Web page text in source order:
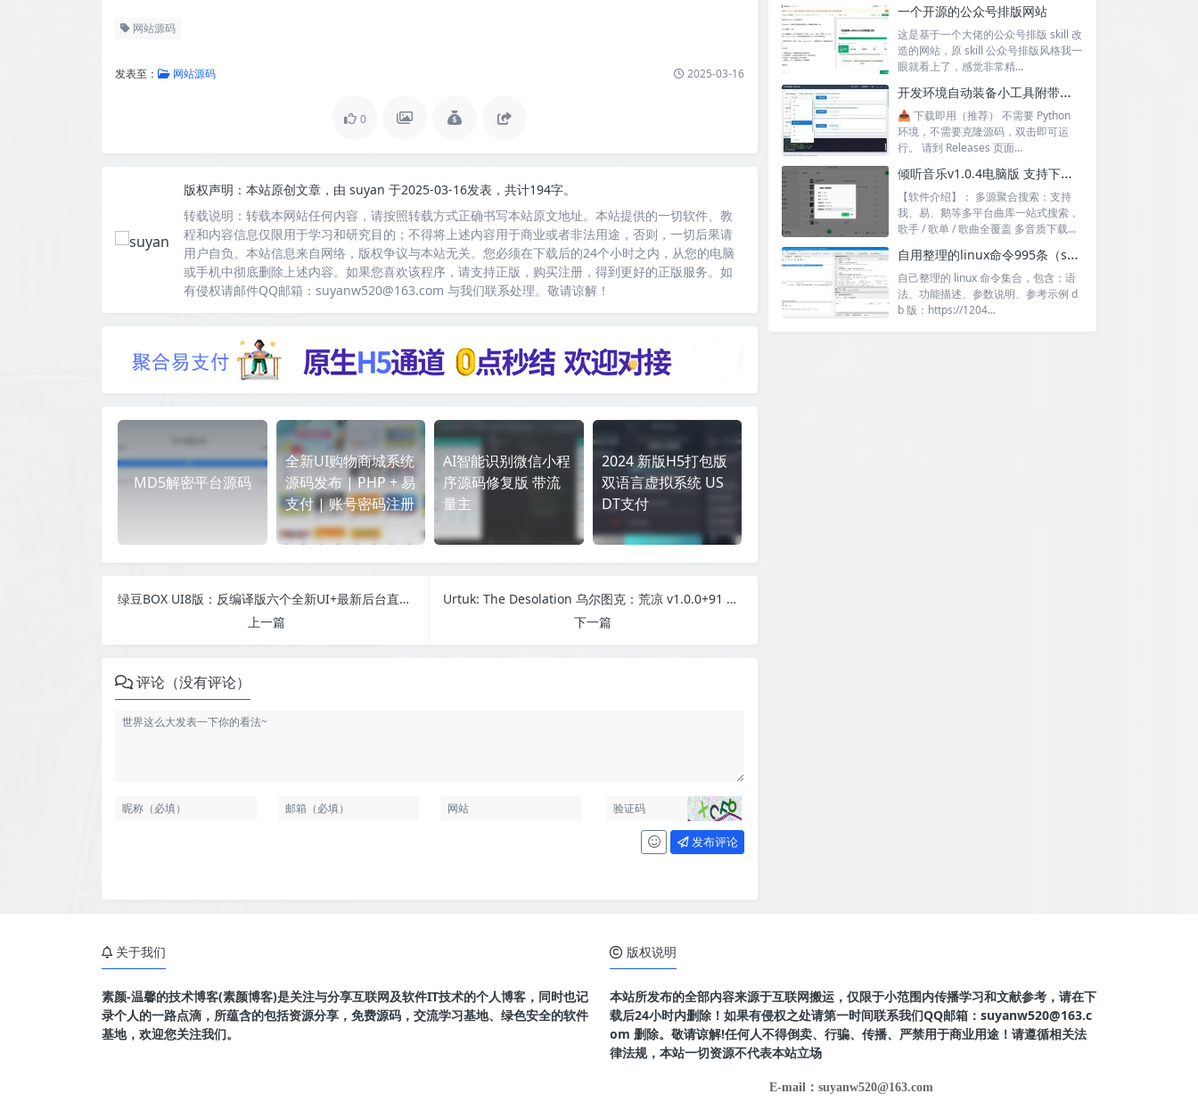
网站源码
发表至： 网站源码 2025-03-16
0
版权声明： 本站原创文章，由 suyan 于2025-03-16发表，共计194字。
转载说明： 转载本网站任何内容，请按照转载方式正确书写本站原文地址。本站提供的一切软件、教
程和内容信息仅限用于学习和研究目的；不得将上述内容用于商业或者非法用途，否则，一切后果请
用户自负。本站信息来自网络，版权争议与本站无关。您必须在下载后的24个小时之内，从您的电脑
或手机中彻底删除上述内容。如果您喜欢该程序，请支持正版，购买注册，得到更好的正版服务。如
有侵权请邮件QQ邮箱：suyanw520@163.com 与我们联系处理。敬请谅解！
MD5解密平台源码
全新UI购物商城系统
源码发布 | PHP + 易
支付 | 账号密码注册
AI智能识别微信小程
序源码修复版 带流
量主
2024 新版H5打包版
双语言虚拟系统 US
DT支付
绿豆BOX UI8版：反编译版六个全新UI+最新后台直播管理源码
上一篇
Urtuk: The Desolation 乌尔图克：荒凉 v1.0.0+91 中文版
下一篇
评论（没有评论）
发布评论
一个开源的公众号排版网站
这是基于一个大佬的公众号排版 skill 改
造的网站，原 skill 公众号排版风格我一
眼就看上了，感觉非常精...
开发环境自动装备小工具附带源码
📥 下载即用（推荐） 不需要 Python
环境，不需要克隆源码，双击即可运
行。 请到 Releases 页面...
倾听音乐v1.0.4电脑版 支持下载无损音质 可听可下有歌词
【软件介绍】： 多源聚合搜索：支持
我、易、鹅等多平台曲库一站式搜索，
歌手 / 歌单 / 歌曲全覆盖 多音质下载...
自用整理的linux命令995条（sql+excel）
自己整理的 linux 命令集合，包含：语
法、功能描述、参数说明、参考示例 d
b 版：https://1204...
关于我们
素颜-温馨的技术博客(素颜博客)是关注与分享互联网及软件IT技术的个人博客，同时也记
录个人的一路点滴，所蕴含的包括资源分享，免费源码，交流学习基地、绿色安全的软件
基地，欢迎您关注我们。
版权说明
本站所发布的全部内容来源于互联网搬运，仅限于小范围内传播学习和文献参考，请在下
载后24小时内删除！如果有侵权之处请第一时间联系我们QQ邮箱：suyanw520@163.c
om 删除。敬请谅解!任何人不得倒卖、行骗、传播、严禁用于商业用途！请遵循相关法
律法规，本站一切资源不代表本站立场
E-mail：suyanw520@163.com